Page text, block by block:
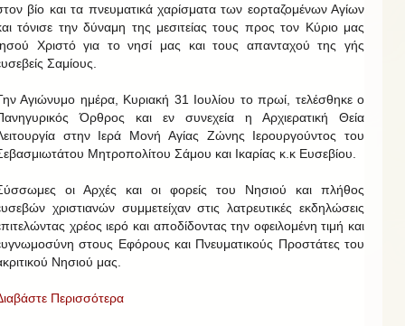
βίο και τα πνευματικά χαρίσματα των εορταζομένων Αγίων
τόνισε την δύναμη της μεσιτείας τους προς τον Κύριο μας
Χριστό για το νησί μας και τους απανταχού της γής
Σαμίους.
Αγιώνυμο ημέρα, Κυριακή 31 Ιουλίου το πρωί, τελέσθηκε ο
Όρθρος και εν συνεχεία η Αρχιερατική Θεία
στην Ιερά Μονή Αγίας Ζώνης Ιερουργούντος του
Μητροπολίτου Σάμου και Ικαρίας κ.κ Ευσεβίου.
οι Αρχές και οι φορείς του Νησιού και πλήθος
χριστιανών συμμετείχαν στις λατρευτικές εκδηλώσεις
χρέος ιερό και αποδίδοντας την οφειλομένη τιμή και
στους Εφόρους και Πνευματικούς Προστάτες του
Νησιού μας.
Περισσότερα